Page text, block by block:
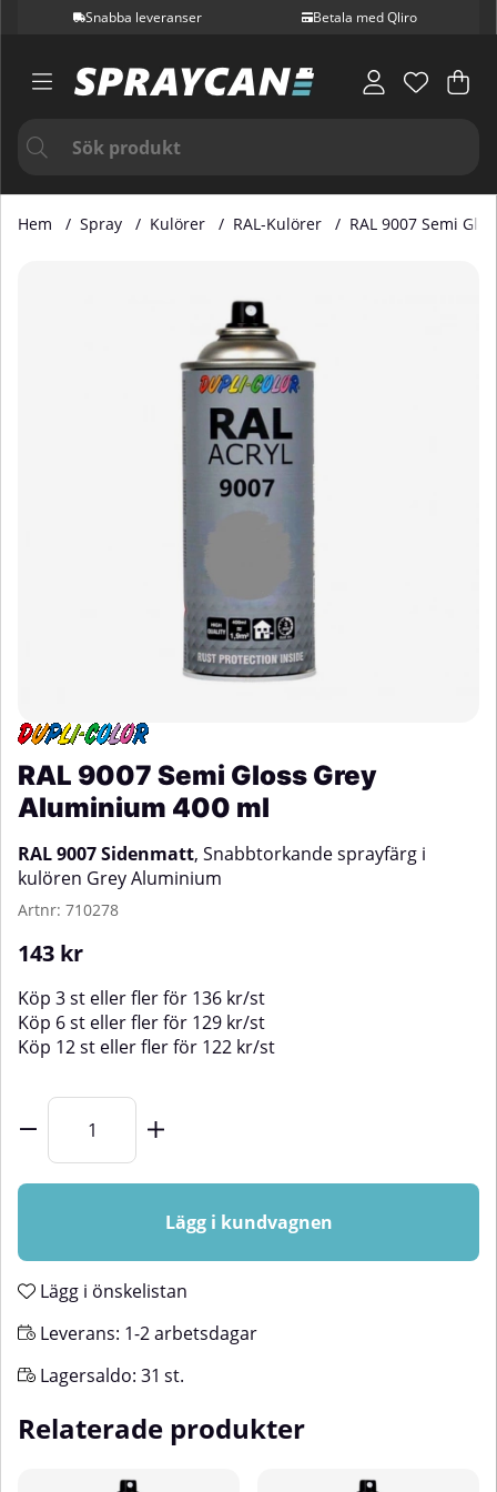
Snabba leveranser Betala med Qliro
.
Hem Spray Kulörer RAL-Kulörer RAL 9007 Semi
RAL 9007 Semi Gloss Grey
Aluminium 400 ml
RAL 9007 Sidenmatt, Snabbtorkande sprayfärg i
kulören Grey Aluminium
Artnr: 710278
143 kr
Köp 3 st eller fler för 136 kr/st
Köp 6 st eller fler för 129 kr/st
Köp 12 st eller fler för 122 kr/st
Lägg i kundvagnen
Lägg i önskelistan
Leverans: 1-2 arbetsdagar
Lagersaldo: 31 st.
Relaterade produkter